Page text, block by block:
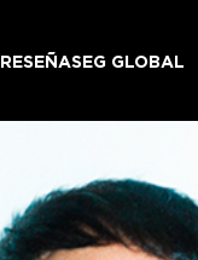
RESEÑASEG GLOBAL